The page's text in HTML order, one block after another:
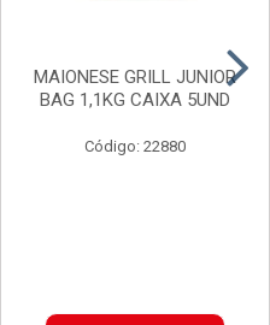
MAIONESE GRILL JUNIOR
BAG 1,1KG CAIXA 5UND
Código: 22880